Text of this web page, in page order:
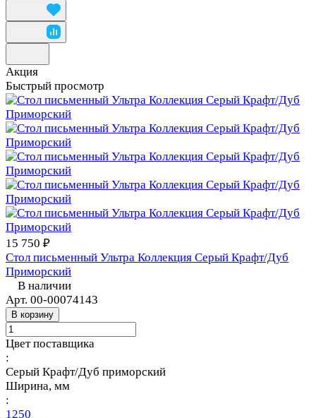
Акция
Быстрый просмотр
15 750 ₽
Стол письменный Ультра Коллекция Серый Крафт/Дуб
Приморский
В наличии
Арт. 00-00074143
В корзину
Цвет поставщика
:
Серый Крафт/Дуб приморский
Ширина, мм
:
1250